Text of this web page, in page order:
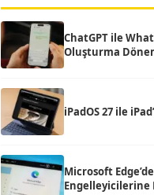
ChatGPT ile
Oluşturma
iPadOS 27 ile
Microsoft
Engelleyicilerine